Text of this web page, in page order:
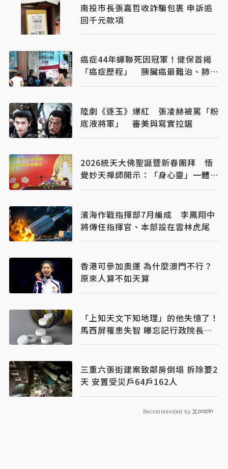
南投市長張嘉哲收詐騙包裹 申訴追
回千元款項
癌症44年蟬聯死因冠軍！健保首揭
「癌症歷程」 胰臟癌最難治、肺癌
驚見院際差41.8個百分點
陸劇《逐玉》爆紅 張凌赫被罵「粉
底液將軍」 審美與寫實拉鋸
2026統天大佛聖誕暨新春團拜 悟
覺妙天禪師開示：「身心靈」一體成
就
濱海作戰指揮部7月編成 李鳳翔中
將傳任指揮官、本部設在雲林虎尾
香港可參加奧運 為什麼澳門不行？
原來人算不如天算
「上知天文下知地理」的他失憶了！
馬西屏罹患失智 曝忘記行政院長姓
名心酸歷程
三重六張街建案致鄰房倒塌 拆除要2
天 安置受災戶64戶162人
Recommended by